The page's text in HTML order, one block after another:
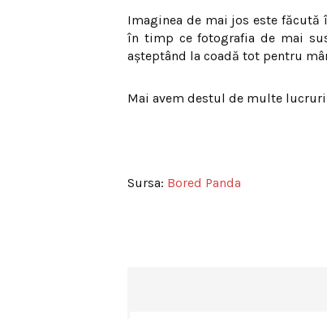
Imaginea de mai jos este
în timp ce fotografia de mai
aşteptând la coadă tot pentru
Mai avem destul de multe
Sursa: Bored Panda